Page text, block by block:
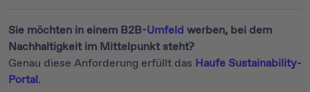
Sie möchten in einem B2B-Umfeld werben, bei dem
Nachhaltigkeit im Mittelpunkt steht?
Genau diese Anforderung erfüllt das Haufe Sustainability-
Portal.